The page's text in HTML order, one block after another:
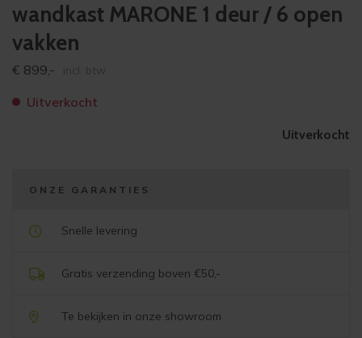
wandkast MARONE 1 deur / 6 open
vakken
€ 899,-
Uitverkocht
Uitverkocht
ONZE GARANTIES
Snelle levering
Gratis verzending boven €50,-
Te bekijken in onze showroom